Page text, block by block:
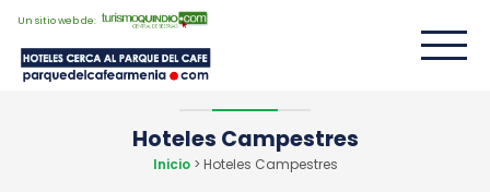
Un sitio web de:
Hoteles Campestres
Inicio> Hoteles Campestres